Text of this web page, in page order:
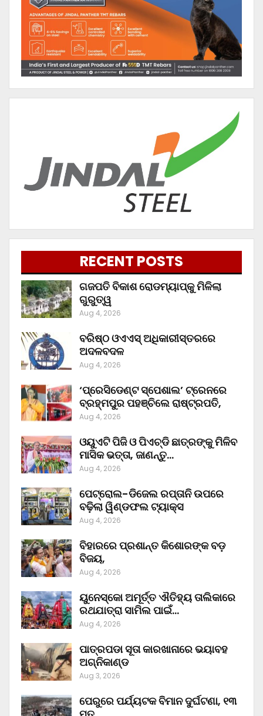
RECENT POSTS
ଗଜପତି ବିକାଶ ରୋଡମ୍ୟାପ୍‌କୁ ମିଳିଲା
ଗୁରୁତ୍ୱ
Aug 4, 2026
ବରିଷ୍ଠ ଓଏଏସ୍‌ ଅଧିକାରୀସ୍ତରରେ
ଅଦଳବଦଳ
Aug 4, 2026
‘ପ୍ରେସିଡେଣ୍ଟ ସ୍ପେଶାଲ’ ଟ୍ରେନରେ
ବ୍ରହ୍ମପୁର ପହଞ୍ଚିଲେ ରାଷ୍ଟ୍ରପତି,
Aug 4, 2026
ଓୟୁଏଟି ପିଜି ଓ ପିଏଚ୍‌ଡି ଛାତ୍ରଙ୍କୁ ମିଳିବ
ମାସିକ ଭତ୍ତା, ଜାଣନ୍ତୁ…
Aug 4, 2026
ପେଟ୍ରୋଲ-ଡିଜେଲ ରପ୍ତାନି ଉପରେ
ବଢ଼ିଲା ୱିଣ୍ଡଫଲ ଟ୍ୟାକ୍ସ
Aug 4, 2026
ବିହାରରେ ପ୍ରଶାନ୍ତ କିଶୋରଙ୍କ ବଡ଼
ବିଜୟ,
Aug 4, 2026
ୟୁନେସ୍କୋ ଅମୂର୍ତ୍ତ ଐତିହ୍ୟ ତାଲିକାରେ
ରଥଯାତ୍ରା ସାମିଲ ପାଇଁ…
Aug 4, 2026
ପାତ୍ରପଡା ସୂତା କାରଖାନାରେ ଭୟାବହ
ଅଗ୍ନିକାଣ୍ଡ
Aug 3, 2026
ପେରୁରେ ପର୍ଯ୍ୟଟକ ବିମାନ ଦୁର୍ଘଟଣା, ୧୩